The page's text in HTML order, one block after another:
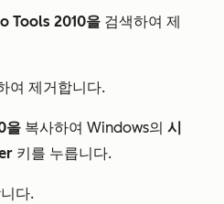
Tools 2010을 검색하여 제
여 제거합니다.
을 복사하여 Windows의 시
키를 누릅니다.
다.